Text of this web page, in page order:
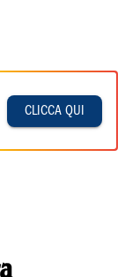
CLICCA QUI